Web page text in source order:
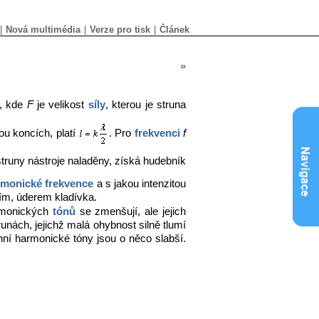
Nová multimédia Verze pro tisk
Článek
»
, kde Fje velikost síly, kterou je struna
koncích, platí . Pro frekvenci f
nástroje naladěny, získá hudebník
frekvence a s jakou intenzitou
úderem kladívka.
tónůse zmenšují, ale jejich
jejichž malá ohybnost silně tlumí
harmonické tóny jsou o něco slabší.